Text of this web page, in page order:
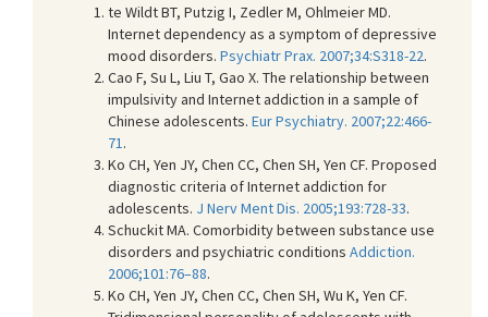
te Wildt BT, Putzig I, Zedler M, Ohlmeier MD.
Internet dependency as a symptom of depressive
mood disorders. Psychiatr Prax. 2007;34:S318-22.
Cao F, Su L, Liu T, Gao X. The relationship between
impulsivity and Internet addiction in a sample of
Chinese adolescents. Eur Psychiatry. 2007;22:466-
71 .
Ko CH, Yen JY, Chen CC, Chen SH, Yen CF. Proposed
diagnostic criteria of Internet addiction for
adolescents. J Nerv Ment Dis. 2005;193:728-33.
Schuckit MA. Comorbidity between substance use
disorders and psychiatric conditions Addiction.
2006;101:76–88.
Ko CH, Yen JY, Chen CC, Chen SH, Wu K, Yen CF.